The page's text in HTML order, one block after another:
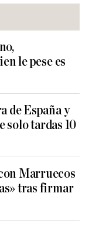
le pese es
de España y
solo tardas 10
Marruecos
tras firmar